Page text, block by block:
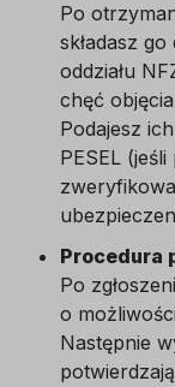
Po
składasz
oddziału
chęć
Podajesz
PESEL
Procedura
Po
o
Następnie